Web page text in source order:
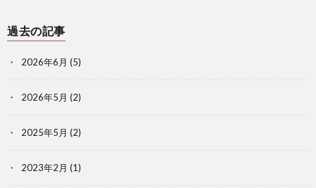
過去の記事
2026年6月 (5)
2026年5月 (2)
2025年5月 (2)
2023年2月 (1)